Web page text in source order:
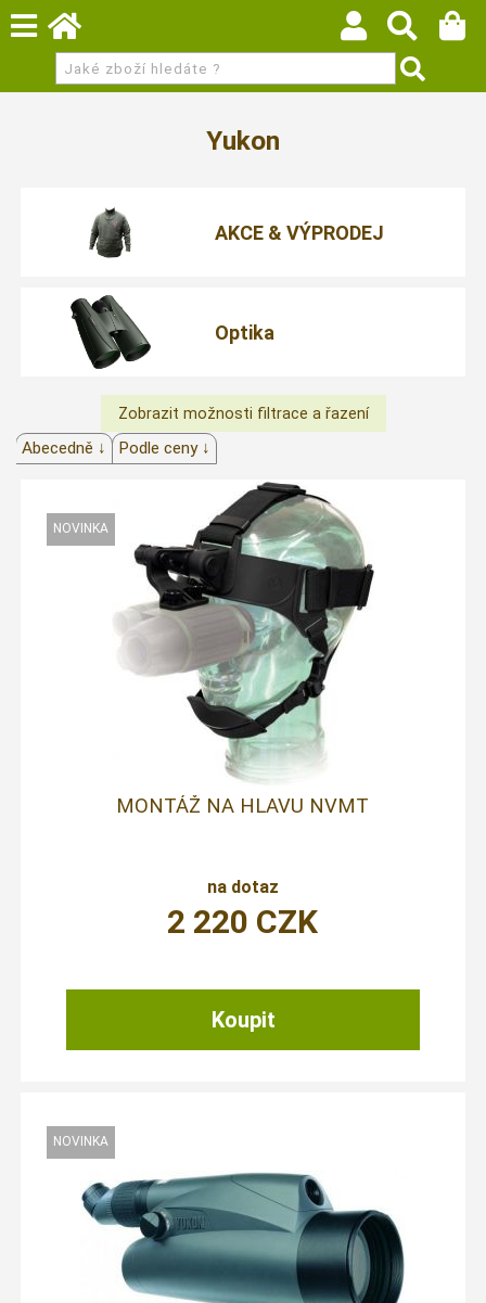
Yukon
AKCE & VÝPRODEJ
Optika
Abecedně ↓ Podle ceny ↓
MONTÁŽ NA HLAVU NVMT
na dotaz
2 220 CZK